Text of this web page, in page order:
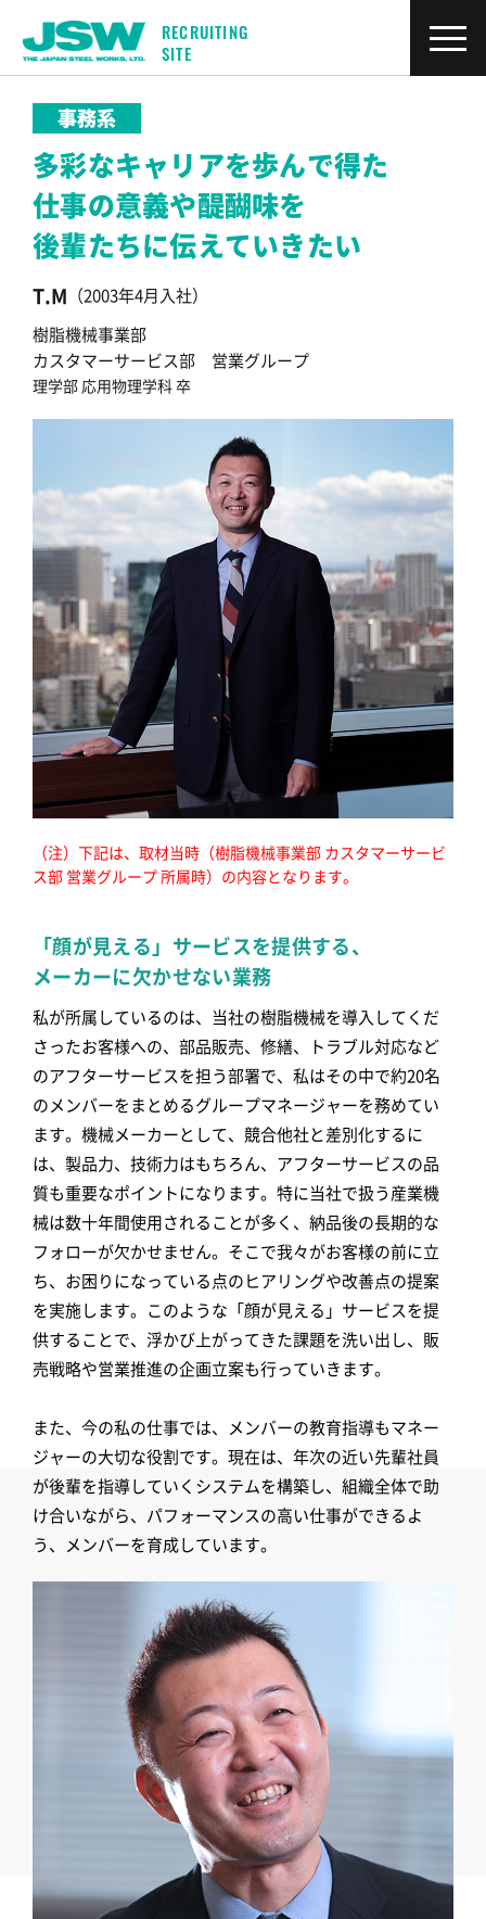
RECRUITING
SITE
事務系
多彩なキャリアを歩んで得た
仕事の意義や醍醐味を
後輩たちに伝えていきたい
T.M （2003年4月入社）
樹脂機械事業部
カスタマーサービス部 営業グループ
理学部 応用物理学科 卒
（注）下記は、取材当時（樹脂機械事業部 カスタマーサービ
ス部 営業グループ 所属時）の内容となります。
「顔が見える」サービスを提供する、
メーカーに欠かせない業務
私が所属しているのは、当社の樹脂機械を導入してくだ
さったお客様への、部品販売、修繕、トラブル対応など
のアフターサービスを担う部署で、私はその中で約20名
のメンバーをまとめるグループマネージャーを務めてい
ます。機械メーカーとして、競合他社と差別化するに
は、製品力、技術力はもちろん、アフターサービスの品
質も重要なポイントになります。特に当社で扱う産業機
械は数十年間使用されることが多く、納品後の長期的な
フォローが欠かせません。そこで我々がお客様の前に立
ち、お困りになっている点のヒアリングや改善点の提案
を実施します。このような「顔が見える」サービスを提
供することで、浮かび上がってきた課題を洗い出し、販
売戦略や営業推進の企画立案も行っていきます。
また、今の私の仕事では、メンバーの教育指導もマネー
ジャーの大切な役割です。現在は、年次の近い先輩社員
が後輩を指導していくシステムを構築し、組織全体で助
け合いながら、パフォーマンスの高い仕事ができるよ
う、メンバーを育成しています。